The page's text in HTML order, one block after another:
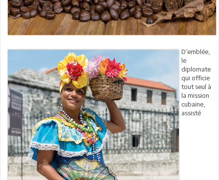
D’emblée,
le
diplomate
qui officie
tout seul à
la mission
cubaine,
assisté